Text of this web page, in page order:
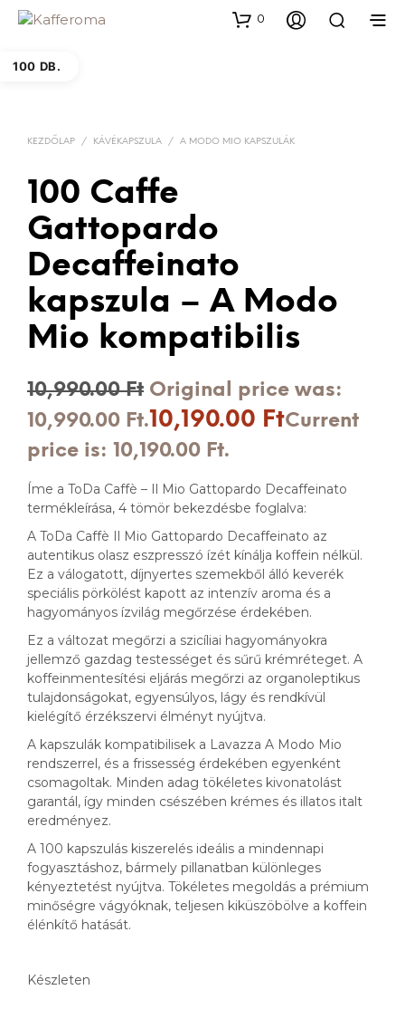
0
100 DB.
KEZDŐLAP / KÁVÉKAPSZULA / A MODO MIO KAPSZULÁK
100 Caffe
Gattopardo
Decaffeinato
kapszula – A Modo
Mio kompatibilis
10,990.00Ft Original price was:
10,990.00 Ft.10,190.00 FtCurrent
price is: 10,190.00 Ft.
Íme a ToDa Caffè – Il Mio Gattopardo Decaffeinato
termékleírása, 4 tömör bekezdésbe foglalva:
A ToDa Caffè Il Mio Gattopardo Decaffeinato az
autentikus olasz eszpresszó ízét kínálja koffein nélkül.
Ez a válogatott, díjnyertes szemekből álló keverék
speciális pörkölést kapott az intenzív aroma és a
hagyományos ízvilág megőrzése érdekében.
Ez a változat megőrzi a szicíliai hagyományokra
jellemző gazdag testességet és sűrű krémréteget. A
koffeinmentesítési eljárás megőrzi az organoleptikus
tulajdonságokat, egyensúlyos, lágy és rendkívül
kielégítő érzékszervi élményt nyújtva.
A kapszulák kompatibilisek a Lavazza A Modo Mio
rendszerrel, és a frissesség érdekében egyenként
csomagoltak. Minden adag tökéletes kivonatolást
garantál, így minden csészében krémes és illatos italt
eredményez.
A 100 kapszulás kiszerelés ideális a mindennapi
fogyasztáshoz, bármely pillanatban különleges
kényeztetést nyújtva. Tökéletes megoldás a prémium
minőségre vágyóknak, teljesen kiküszöbölve a koffein
élénkítő hatását.
Készleten